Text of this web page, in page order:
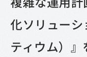
化ソリュー
ティウム）